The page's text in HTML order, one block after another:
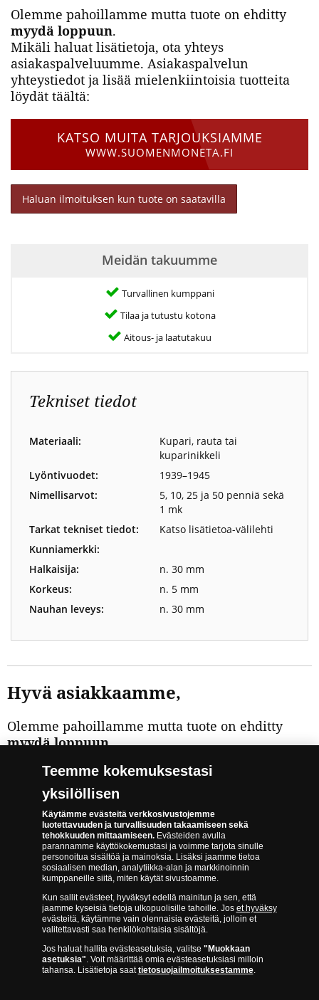
Olemme pahoillamme mutta tuote on ehditty
myydä loppuun.
Mikäli haluat lisätietoja, ota yhteys
asiakaspalveluumme. Asiakaspalvelun
yhteystiedot ja lisää mielenkiintoisia tuotteita
löydät täältä:
KATSO MUITA TARJOUKSIAMME
WWW.SUOMENMONETA.FI
Haluan ilmoituksen kun tuote on saatavilla
Meidän takuumme
Turvallinen kumppani
Tilaa ja tutustu kotona
Aitous- ja laatutakuu
Tekniset tiedot
Materiaali:
Kupari, rauta tai
kuparinikkeli
Lyöntivuodet:
1939–1945
Nimellisarvot:
5, 10, 25 ja 50 penniä sekä
1 mk
Tarkat tekniset tiedot:
Katso lisätietoa-välilehti
Kunniamerkki:
Halkaisija:
n. 30 mm
Korkeus:
n. 5 mm
Nauhan leveys:
n. 30 mm
Hyvä asiakkaamme,
Olemme pahoillamme mutta tuote on ehditty
myydä loppuun.
asiakaspalveluumme. Asiakaspalvelun
yhteystiedot ja lisää mielenkiintoisia tuotteita
löydät täältä:
KATSO MUITA TARJOUKSIAMME
WWW.SUOMENMONETA.FI
Haluan ilmoituksen kun tuote on saatavilla
Meidän takuumme
Teemme kokemuksestasi
yksilöllisen
Käytämme evästeitä verkkosivustojemme
luotettavuuden ja turvallisuuden takaamiseen sekä
tehokkuuden mittaamiseen.Evästeiden avulla
parannamme käyttökokemustasi ja voimme tarjota sinulle
personoitua sisältöä ja mainoksia. Lisäksi jaamme tietoa
sosiaalisen median, analytiikka-alan ja markkinoinnin
kumppaneille siitä, miten käytät sivustoamme.
Kun sallit evästeet, hyväksyt edellä mainitun ja sen, että
jaamme kyseisiä tietoja ulkopuolisille tahoille. Jos et hyväksy
evästeitä, käytämme vain olennaisia evästeitä, jolloin et
valitettavasti saa henkilökohtaisia sisältöjä.
Jos haluat hallita evästeasetuksia, valitse "Muokkaan
asetuksia". Voit määrittää omia evästeasetuksiasi milloin
tahansa. Lisätietoja saattietosuojailmoituksestamme.